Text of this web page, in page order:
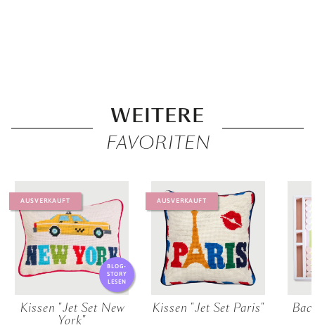
WEITERE
FAVORITEN
AUSVERKAUFT
BLOG-
STORY
LESEN
Kissen "Jet Set New
York"
AUSVERKAUFT
Kissen "Jet Set Paris"